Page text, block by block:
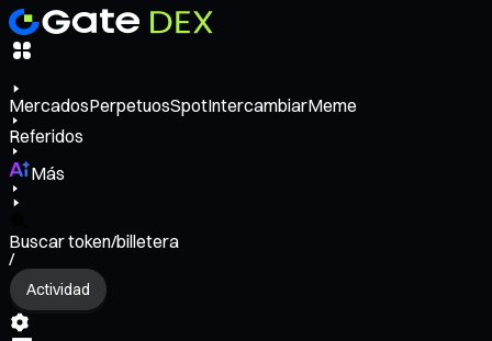
MercadosPerpetuosSpotIntercambiarMeme
Referidos
Más
Buscar token/billetera
/
Actividad